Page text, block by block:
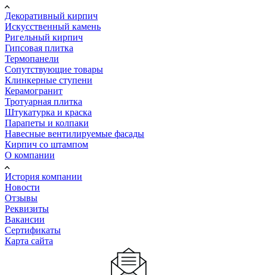
Декоративный кирпич
Искусственный камень
Ригельный кирпич
Гипсовая плитка
Термопанели
Сопутствующие товары
Клинкерные ступени
Керамогранит
Тротуарная плитка
Штукатурка и краска
Парапеты и колпаки
Навесные вентилируемые фасады
Кирпич со штампом
О компании
История компании
Новости
Отзывы
Реквизиты
Вакансии
Сертификаты
Карта сайта